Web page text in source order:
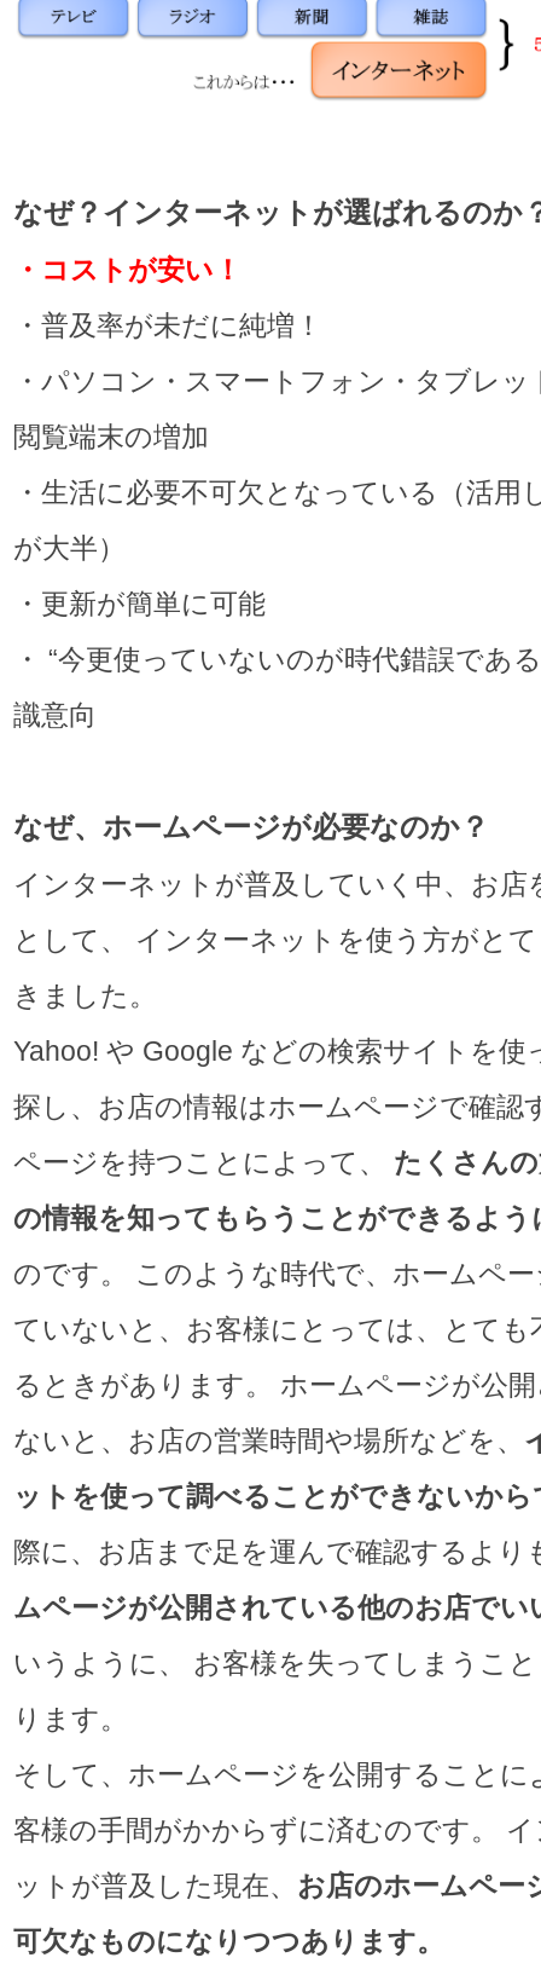
なぜ？インターネットが選ばれるのか
・コストが安い！
・普及率が未だに純増！
・パソコン・スマートフォン・タブレッ
閲覧端末の増加
・生活に必要不可欠となっている（活用
が大半）
・更新が簡単に可能
・ “今更使っていないのが時代錯誤であ
識意向
なぜ、ホームページが必要なのか？
インターネットが普及していく中、お店
として、 インターネットを使う方がと
きました。
Yahoo! や Google などの検索サイトを使
探し、お店の情報はホームページで確認
ページを持つことによって、 たくさん
の情報を知ってもらうことができるよう
のです。 このような時代で、ホームペ
ていないと、お客様にとっては、とても
るときがあります。 ホームページが公
ないと、お店の営業時間や場所などを、
ットを使って調べることができないから
際に、お店まで足を運んで確認するより
ムページが公開されている他のお店でい
いうように、 お客様を失ってしまうこ
ります。
そして、ホームページを公開することに
客様の手間がかからずに済むのです。
ットが普及した現在、 お店のホームペー
可欠なものになりつつあります。